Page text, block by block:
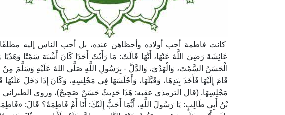
كانت فاطمة أحب أولاده وأحظاهن عنده، بل أحب الناس إليه
عَائِشَةَ رَضِيَ اللَّهُ عَنْهَا، أَنَّهَا قَالَتْ: مَا رَأَيْتُ أَحَدًا كَانَ أَشْبَهَ سَمْتًا وَهَدْيًا
الْحَسَنُ السَّمْتَ، وَالْهَدْيَ، وَالدَّلَّ - بِرَسُولِ اللَّهِ صَلَّى اللهُ عَلَيْهِ وَسَلَّمَ مِنْ
قَامَ إِلَيْهَا فَأَخَذَ بِيَدِهَا، وَقَبَّلَهَا، وَأَجْلَسَهَا فِي مَجْلِسِهِ، وَكَانَ إِذَا دَخَلَ
مَجْلِسِهَا. (قال الترمذي عقبه: هَذَا حَدِيثٌ حَسَنٌ صَحِيحٌ)، وروى
بْنُ أَبِي طَالِبٍ: يَا رَسُولَ اللَّهِ، أَيُّمَا أَحَبُّ إِلَيْكَ: أَنَا أَمْ فَاطِمَةُ؟ قَالَ: